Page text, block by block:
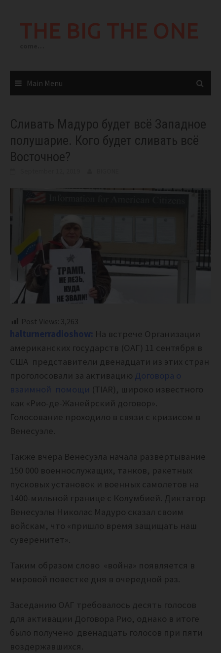
THE BIG THE ONE
Main Menu
Сливать Мадуро будет всё Западное
полушарие. Кого будет сливать всё
Восточное?
Post Views: 3,263
halturnerradioshow: На встрече Организации
американских государств (ОАГ) 11 сентября в
США представители двенадцати из этих стран
проголосовали за активацию Договора о
взаимной помощи (TIAR), широко известного
как «Рио-де-Жанейрский договор».
Голосование проходило в связи с кризисом в
Венесуэле.
Также вчера Венесуэла начала развертывание
150 000 военнослужащих, танков, ракетных
пусковых установок и военных самолетов на
1400-мильной границе с Колумбией. Диктатор
Венесуэлы Николас Мадуро сказал своим
войскам, что «пришло время защищать наш
суверенитет».
Таким образом слово «война» появляется в
мировой повестке дня в очередной раз.
Заседанию ОАГ требовалось десять голосов
для активации Договора Рио, однако в итоге
было получено двенадцать голосов при пяти
воздержавшихся.